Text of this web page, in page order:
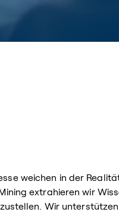
weichen in der
extrahieren wir
Wir